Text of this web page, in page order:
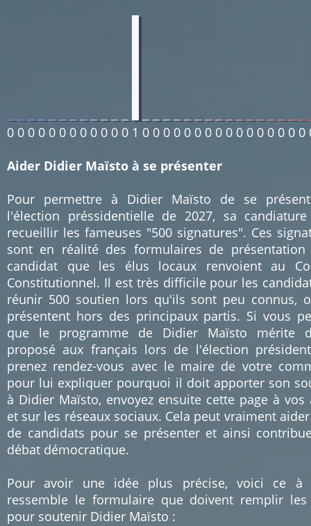
0 0 0 0 0 0 0 0 0 0 0 0 1 0 0 0 0 0 0 0 0 0 0 0 0 0 0 0 0
Aider Didier Maïsto à se présenter
Pour permettre à Didier Maïsto de se
l'élection préssidentielle de 2027, sa
recueillir les fameuses "500 signatures". Ces
sont en réalité des formulaires de présentation
candidat que les élus locaux renvoient au
Constitutionnel. Il est très difficile pour les
réunir 500 soutien lors qu'ils sont peu connus,
présentent hors des principaux partis. Si vous
que le programme de Didier Maïsto mérite
proposé aux français lors de l'élection
prenez rendez-vous avec le maire de votre
pour lui expliquer pourquoi il doit apporter son
à Didier Maïsto, envoyez ensuite cette page à vos
et sur les réseaux sociaux. Cela peut vraiment
de candidats pour se présenter et ainsi
débat démocratique.
Pour avoir une idée plus précise, voici ce à
ressemble le formulaire que doivent remplir les
pour soutenir Didier Maïsto :